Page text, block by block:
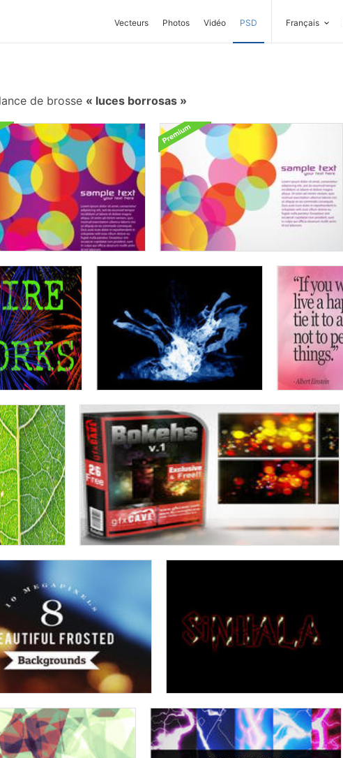
Vecteurs Photos Vidéo PSD Français
de brosse luces borrosas